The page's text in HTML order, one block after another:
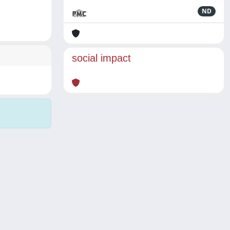
ND
social impact